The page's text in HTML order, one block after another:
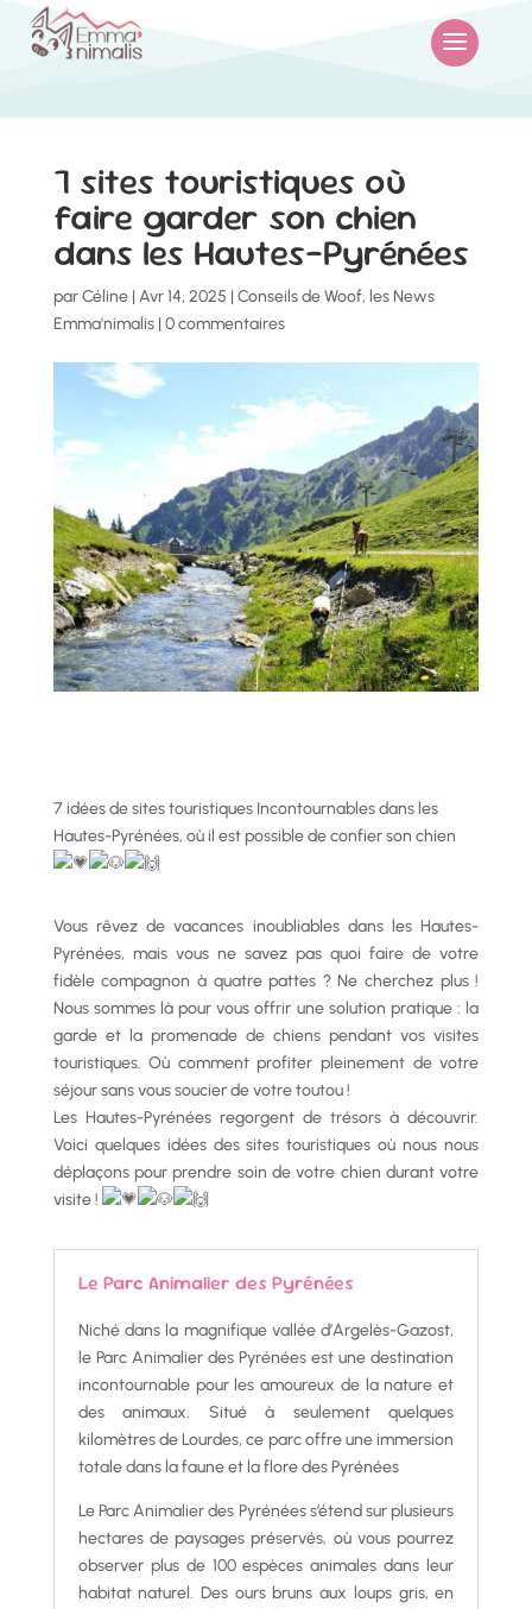
7 sites touristiques où
faire garder son chien
dans les Hautes-Pyrénées
parCéline|Avr 14, 2025 |Conseils de Woof, les News
Emma'nimalis|0 commentaires
7 idées de sites touristiques Incontournables dans les
Hautes-Pyrénées, où il est possible de confier son chien
Vous rêvez de vacances inoubliables dans les Hautes-
Pyrénées, mais vous ne savez pas quoi faire de votre
fidèle compagnon à quatre pattes ? Ne cherchez plus !
Nous sommes là pour vous offrir une solution pratique : la
garde et la promenade de chiens pendant vos visites
touristiques. Où comment profiter pleinement de votre
séjour sans vous soucier de votre toutou !
Les Hautes-Pyrénées regorgent de trésors à découvrir.
Voici quelques idées des sites touristiques où nous nous
déplaçons pour prendre soin de votre chien durant votre
visite !
Le Parc Animalier des Pyrénées
Niché dans la magnifique vallée d’Argelès-Gazost,
le Parc Animalier des Pyrénées est une destination
incontournable pour les amoureux de la nature et
des animaux. Situé à seulement quelques
kilomètres de Lourdes, ce parc offre une immersion
totale dans la faune et la flore des Pyrénées
Le Parc Animalier des Pyrénées s’étend sur plusieurs
hectares de paysages préservés, où vous pourrez
observer plus de 100 espèces animales dans leur
habitat naturel. Des ours bruns aux loups gris, en